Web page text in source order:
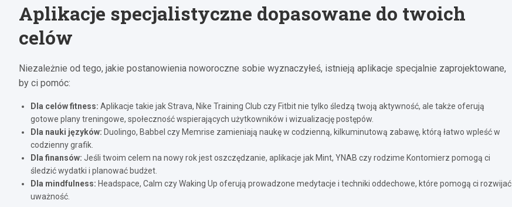
Aplikacje specjalistyczne dopasowane do twoich
celów
Niezależnie od tego, jakie postanowienia noworoczne sobie wyznaczyłeś, istnieją aplikacje specjalnie zaprojektowane,
by ci pomóc:
Dla celów fitness: Aplikacje takie jak Strava, Nike Training Club czy Fitbit nie tylko śledzą twoją aktywność, ale także oferują
gotowe plany treningowe, społeczność wspierających użytkowników i wizualizację postępów.
Dla nauki języków: Duolingo, Babbel czy Memrise zamieniają naukę w codzienną, kilkuminutową zabawę, którą łatwo wpleść w
codzienny grafik.
Dla finansów: Jeśli twoim celem na nowy rok jest oszczędzanie, aplikacje jak Mint, YNAB czy rodzime Kontomierz pomogą ci
śledzić wydatki i planować budżet.
Dla mindfulness: Headspace, Calm czy Waking Up oferują prowadzone medytacje i techniki oddechowe, które pomogą ci rozwijać
uważność.